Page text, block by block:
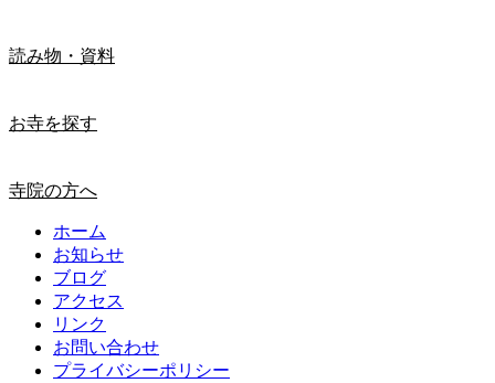
読み物・資料
お寺を探す
寺院の方へ
ホーム
お知らせ
ブログ
アクセス
リンク
お問い合わせ
プライバシーポリシー